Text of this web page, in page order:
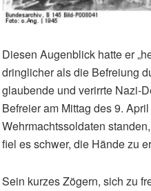
Diesen Augenblick hatte er
dringlicher als die Befreiung
glaubende und verirrte Nazi-
Befreier am Mittag des 9.
Wehrmachtssoldaten
fiel es schwer, die Hände zu
Sein kurzes Zögern, sich zu